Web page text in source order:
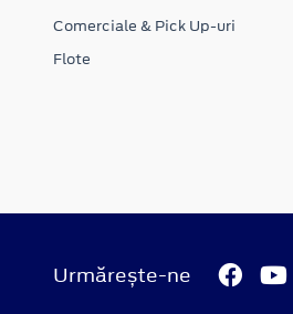
Comerciale & Pick Up-uri
Flote
Urmărește-ne